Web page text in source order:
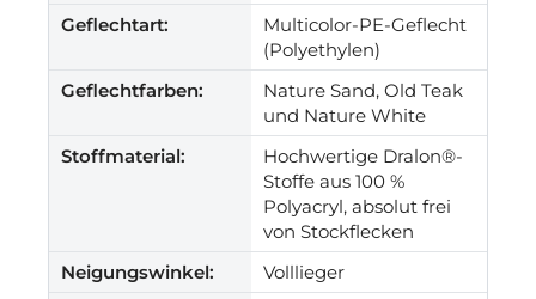
Geflechtart:
Multicolor-PE-Geflecht
(Polyethylen)
Geflechtfarben:
Nature Sand, Old Teak
und Nature White
Stoffmaterial:
Hochwertige Dralon®-
Stoffe aus 100 %
Polyacryl, absolut frei
von Stockflecken
Neigungswinkel:
Volllieger